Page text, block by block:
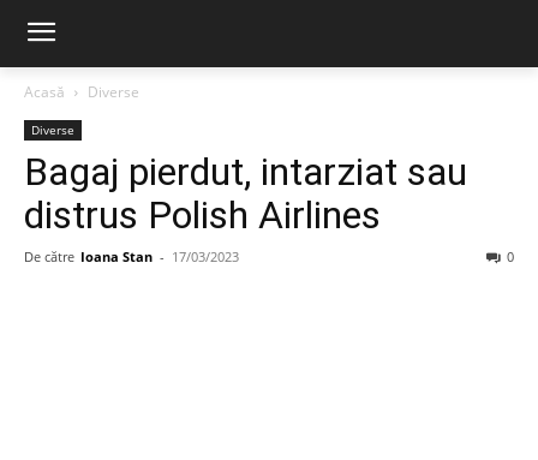
Acasă Diverse
Diverse
Bagaj pierdut, intarziat sau
distrus Polish Airlines
De către Ioana Stan - 17/03/2023 0